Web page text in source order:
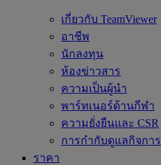
เกี่ยวกับ TeamViewer
อาชีพ
นักลงทุน
ห้องข่าวสาร
ความเป็นผู้นำ
พาร์ทเนอร์ด้านกีฬา
ความยั่งยืนและ CSR
การกำกับดูแลกิจการ
ราคา